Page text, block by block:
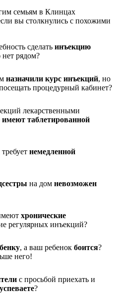
семьям в Клинцах
вы столкнулись с похожими
сделать инъекцию
нет рядом?
назначили курс инъекций, но
процедурный кабинет?
лекарственными
имеют таблетированной
немедленной
на дом невозможен
хронические
регулярных инъекций?
, а ваш ребенок боится?
него!
с просьбой приехать и
?